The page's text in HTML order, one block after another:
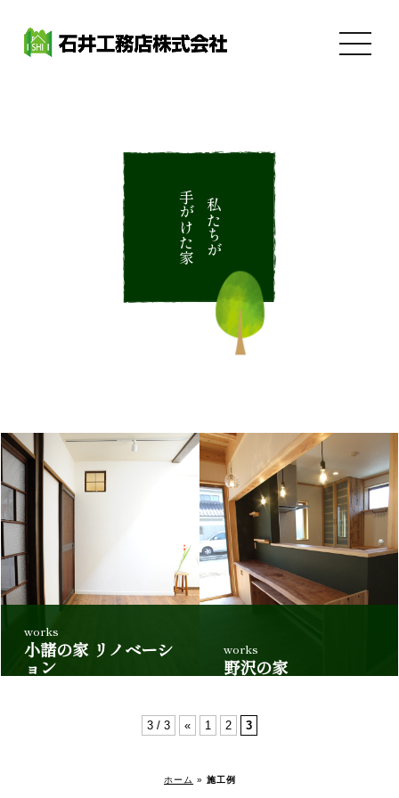
私たちが
手がけた家
works
小諸の家 リノベーシ
ョン
works
野沢の家
3 / 3 « 1 2 3
ホーム »施工例